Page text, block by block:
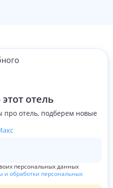
отель
отель, подберем новые
персональных данных
и обработки персональных